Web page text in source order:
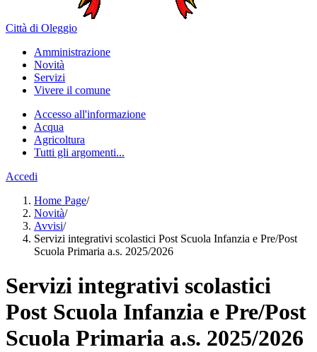
Città di Oleggio
Amministrazione
Novità
Servizi
Vivere il comune
Accesso all'informazione
Acqua
Agricoltura
Tutti gli argomenti...
Accedi
Home Page/
Novità/
Avvisi/
Servizi integrativi scolastici Post Scuola Infanzia e Pre/Post
Scuola Primaria a.s. 2025/2026
Servizi integrativi scolastici
Post Scuola Infanzia e Pre/Post
Scuola Primaria a.s. 2025/2026